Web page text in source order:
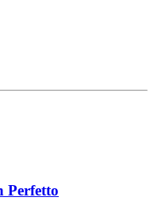
Perfetto